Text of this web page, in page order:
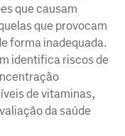
que causam
que provocam
forma inadequada.
identifica riscos de
de vitaminas,
da saúde